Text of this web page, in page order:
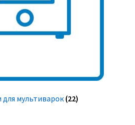
для мультиварок (22)